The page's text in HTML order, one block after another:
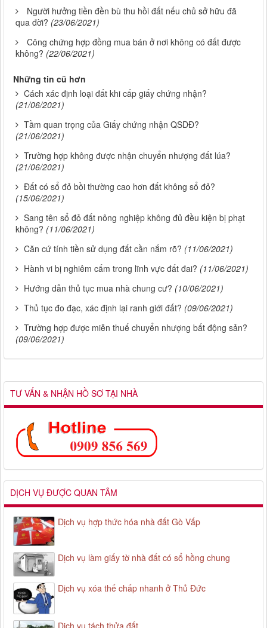
Người hưởng tiền đền bù thu hồi đất nếu chủ sở hữu đã
qua đời? (23/06/2021)
Công chứng hợp đồng mua bán ở nơi không có đất được
không? (22/06/2021)
Những tin cũ hơn
Cách xác định loại đất khi cấp giấy chứng nhận?
(21/06/2021)
Tầm quan trọng của Giấy chứng nhận QSDĐ?
(21/06/2021)
Trường hợp không được nhận chuyển nhượng đất lúa?
(21/06/2021)
Đất có sổ đỏ bồi thường cao hơn đất không sổ đỏ?
(15/06/2021)
Sang tên sổ đỏ đất nông nghiệp không đủ đều kiện bị phạt
không? (11/06/2021)
Căn cứ tính tiền sử dụng đất cần nắm rõ? (11/06/2021)
Hành vi bị nghiêm cấm trong lĩnh vực đất đai? (11/06/2021)
Hướng dẫn thủ tục mua nhà chung cư? (10/06/2021)
Thủ tục đo đạc, xác định lại ranh giới đất? (09/06/2021)
Trường hợp được miễn thuế chuyển nhượng bất động sản?
(09/06/2021)
TƯ VẤN & NHẬN HỒ SƠ TẠI NHÀ
DỊCH VỤ ĐƯỢC QUAN TÂM
Dịch vụ hợp thức hóa nhà đất Gò Vấp
Dịch vụ làm giấy tờ nhà đất có sổ hồng chung
Dịch vụ xóa thế chấp nhanh ở Thủ Đức
Dịch vụ tách thửa đất